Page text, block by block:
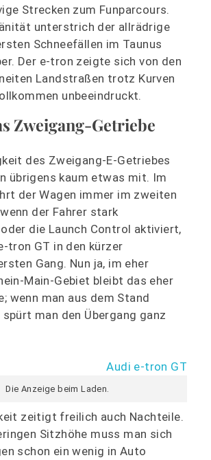
Strecken zum Funparcours.
unterstrich der allrädrige
Schneefällen im Taunus
Der e-tron zeigte sich von den
Landstraßen trotz Kurven
unbeeindruckt.
Zweigang-Getriebe
des Zweigang-E-Getriebes
übrigens kaum etwas mit. Im
der Wagen immer im zweiten
der Fahrer stark
die Launch Control aktiviert,
tron GT in den kürzer
Gang. Nun ja, im eher
Main-Gebiet bleibt das eher
wenn man aus dem Stand
man den Übergang ganz
Die Anzeige beim Laden.
zeitigt freilich auch Nachteile.
Sitzhöhe muss man sich
schon ein wenig in Auto